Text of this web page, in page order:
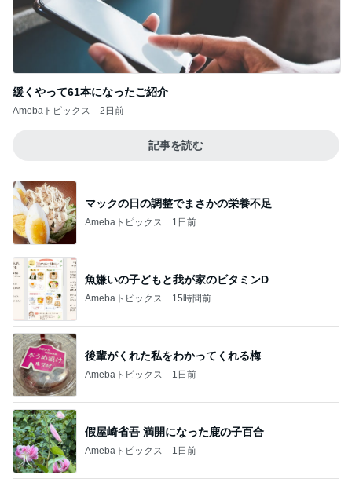
緩くやって61本になったご紹介
Amebaトピックス 2日前
記事を読む
マックの日の調整でまさかの栄養不足
Amebaトピックス 1日前
魚嫌いの子どもと我が家のビタミンD
Amebaトピックス 15時間前
後輩がくれた私をわかってくれる梅
Amebaトピックス 1日前
假屋崎省吾 満開になった鹿の子百合
Amebaトピックス 1日前